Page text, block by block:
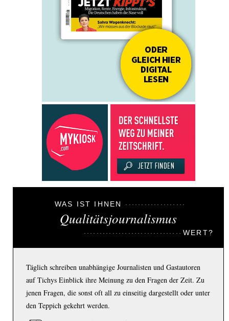
WAS IST IHNEN
Qualitätsjournalismus
WERT?
Täglich schreiben unabhängige Journalisten und Gastautoren
auf Tichys Einblick ihre Meinung zu den Fragen der Zeit. Zu
jenen Fragen, die sonst oft all zu einseitig dargestellt oder unter
den Teppich gekehrt werden.